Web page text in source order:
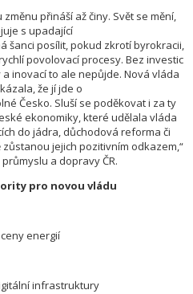
přináší až činy. Svět se mění,
s upadající
šanci posílit, pokud zkrotí byrokracii,
povolovací procesy. Bez investic
inovací to ale nepůjde. Nová vláda
že jí jde o
Česko. Sluší se poděkovat i za ty
ekonomiky, které udělala vláda
do jádra, důchodová reforma či
jejich pozitivním odkazem,“
a dopravy ČR.
pro novou vládu
energií
infrastruktury